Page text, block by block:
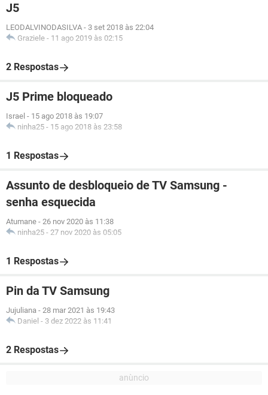
J5
LEODALVINODASILVA - 3 set 2018 às 22:04
Graziele - 11 ago 2019 às 02:15
2 Respostas
J5 Prime bloqueado
Israel - 15 ago 2018 às 19:07
ninha25 - 15 ago 2018 às 23:58
1 Respostas
Assunto de desbloqueio de TV Samsung -
senha esquecida
Atumane - 26 nov 2020 às 11:38
ninha25 - 27 nov 2020 às 05:05
1 Respostas
Pin da TV Samsung
Jujuliana - 28 mar 2021 às 19:43
Daniel - 3 dez 2022 às 11:41
2 Respostas